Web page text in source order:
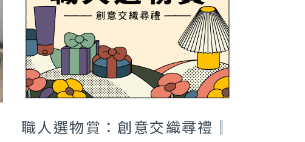
職人選物賞：創意交織尋禮║